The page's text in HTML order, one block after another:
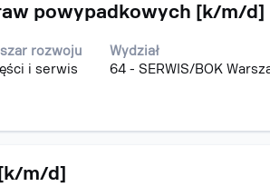
powypadkowych [k/m/d]
rozwoju
i serwis
Wydział
64 - SERWIS/BOK
m/d]